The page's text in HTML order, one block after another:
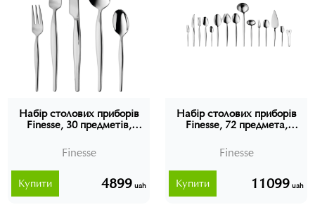
Набір столових приборів
Finesse, 30 предметів,
Finesse
4899 uah
Купити
Набір столових приборів
Finesse, 72 предмета,
Finesse
11099 uah
Купити